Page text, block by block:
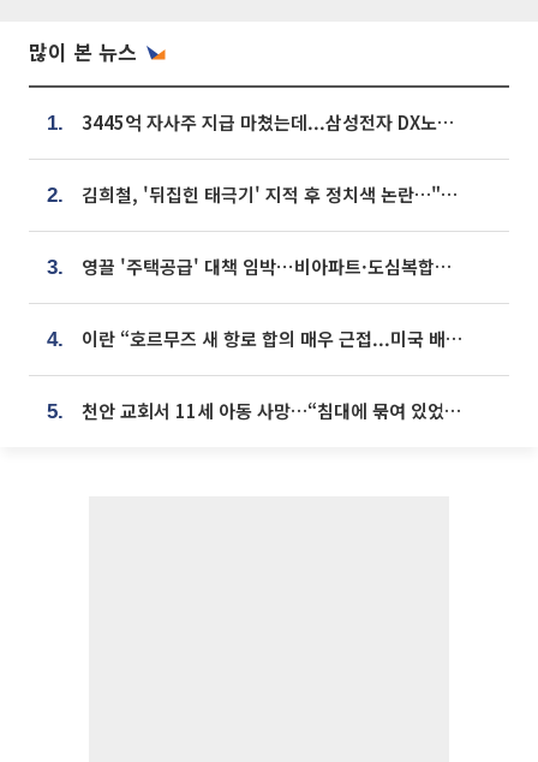
많이 본 뉴스
1. 3445억 자사주 지급 마쳤는데...삼성전자 DX노조, 뒤늦은 '떼쓰기 집회'
2. 김희철, '뒤집힌 태극기' 지적 후 정치색 논란…"좌우 떠나 우리나라 국기"
3. 영끌 '주택공급' 대책 임박⋯비아파트·도심복합까지 총동원
4. 이란 “호르무즈 새 항로 합의 매우 근접...미국 배상 먼저”
5. 천안 교회서 11세 아동 사망…“침대에 묶여 있었다” 진술 확보